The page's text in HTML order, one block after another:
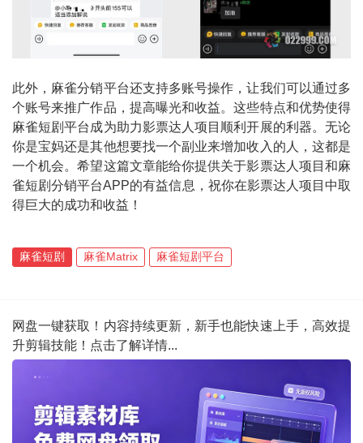
此外，麻雀分销平台还支持多账号操作，让我们可以通过多
个账号来推广作品，提高曝光和收益。这些特点和优势使得
麻雀短剧平台成为助力影票达人项目顺利开展的利器。无论
你是宝妈还是其他想要找一个副业来增加收入的人，这都是
一个机会。希望这篇文章能给你提供关于影票达人项目和麻
雀短剧分销平台APP的有益信息，祝你在影票达人项目中取
得巨大的成功和收益！
麻雀短剧 麻雀Matrix 麻雀短剧平台
网盘一键获取！内容持续更新，新手也能快速上手，高效提
升剪辑技能！点击了解详情...